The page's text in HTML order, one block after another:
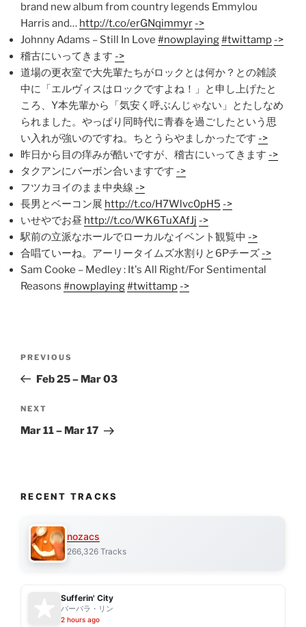
brand new album from country legends Emmylou
Harris and… http://t.co/erGNqimmyr ->
Johnny Adams – Still In Love #nowplaying#twittamp ->
稽古にいってきます ->
道場の更衣室で大先輩たちがロックとは何か？との雑談
中に「エルヴィスはロックですよね！」と申し上げたと
ころ、Y本先輩から「気安く呼ぶんじゃない」とたしなめ
られました。やっぱり同時代に青春を過ごしたという思
い入れが強いのですね。ちとうらやましかったです ->
昨日から目の痒みが酷いですが、稽古にいってきます ->
タクアンにバーボン合いますです ->
フツカヨイのまま中央線 ->
長男とベーコン展 http://t.co/H7Wlvc0pH5 ->
いせやでお昼 http://t.co/WK6TuXAfJj ->
駅前の立派なホールでローカルなイベント観覧中 ->
合唱ていーね。アーリータイムズ水割りと6Pチーズ ->
Sam Cooke – Medley : It's All Right/For Sentimental
Reasons #nowplaying#twittamp ->
Previous
Post
PREVIOUS
Feb 25 – Mar 03
Next
Post
NEXT
Mar 11 – Mar 17
RECENT TRACKS
nozacs
266,326 Tracks
Sufferin' City
バーバラ・リン
2 hours ago